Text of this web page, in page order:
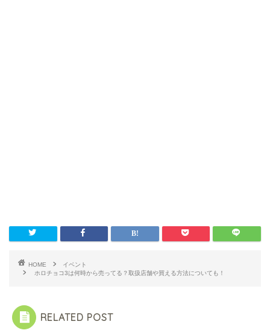
HOME
イベント
ホロチョコ3は何時から売ってる？取扱店舗や買える方法についても！
RELATED POST